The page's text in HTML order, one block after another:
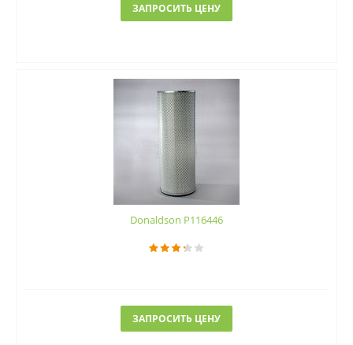
ЗАПРОСИТЬ ЦЕНУ
Donaldson P116446
ЗАПРОСИТЬ ЦЕНУ